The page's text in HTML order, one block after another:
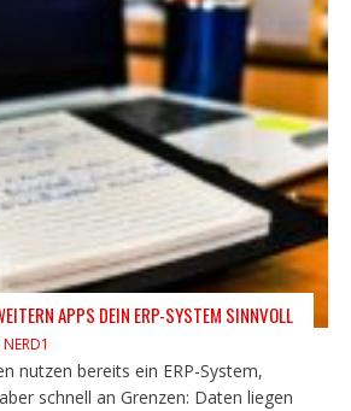
APPS DEIN ERP-SYSTEM SINNVOLL
NERD1
nutzen bereits ein ERP-System,
schnell an Grenzen: Daten liegen